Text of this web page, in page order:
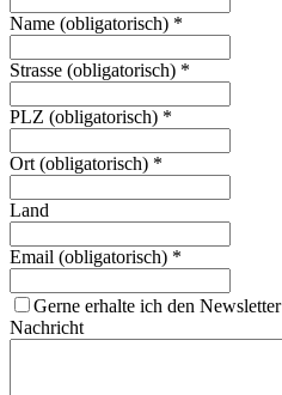
Name (obligatorisch) *
Strasse (obligatorisch) *
PLZ (obligatorisch) *
Ort (obligatorisch) *
Land
Email (obligatorisch) *
Gerne erhalte ich den Newsletter
Nachricht